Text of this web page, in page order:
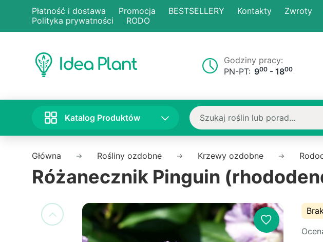
Płatność i dostawa Promocja BESTSELLERY Kontakty Zwroty
Polityka prywatności
RODO
Godziny pracy:
PN-PT: 900 - 1800
Katalog Produktów
Główna Rośliny ozdobne Krzewy ozdobne
Różanecznik Pinguin